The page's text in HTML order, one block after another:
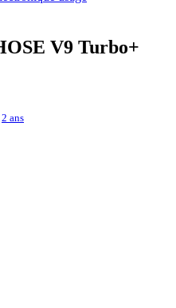
V9 Turbo+
2 ans